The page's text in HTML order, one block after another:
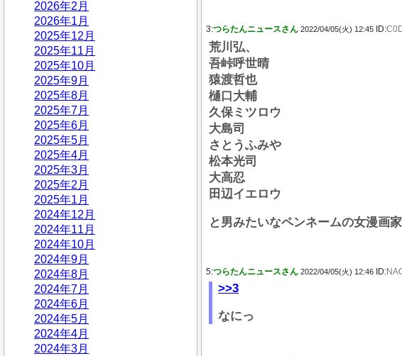
2026年2月
2026年1月
2025年12月
2025年11月
2025年10月
2025年9月
2025年8月
2025年7月
2025年6月
2025年5月
2025年4月
2025年3月
2025年2月
2025年1月
2024年12月
2024年11月
2024年10月
2024年9月
2024年8月
2024年7月
2024年6月
2024年5月
2024年4月
2024年3月
3:つらたんニュースさん 2022/04/05(火) 12:45 ID:
荒川弘、
吾峠呼世晴
猿渡哲也
樋口大輔
久保ミツロウ
大島司
さとうふみや
松本光司
大高忍
田辺イエロウ
と男みたいなペンネームの女漫画
5:つらたんニュースさん 2022/04/05(火) 12:46 ID:
>>3
なにっ